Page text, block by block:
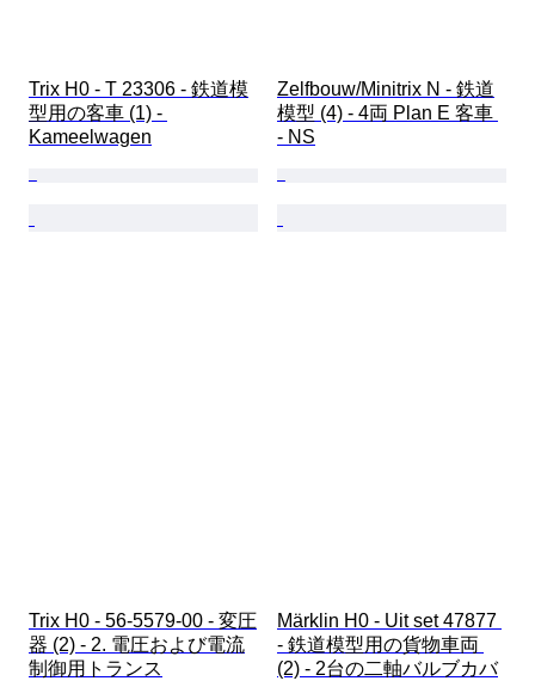
Trix H0 - T 23306 - 鉄道模
型用の客車 (1) -
Kameelwagen
Zelfbouw/Minitrix N - 鉄道
模型 (4) - 4両 Plan E 客車
- NS
Trix H0 - 56-5579-00 - 変圧
器 (2) - 2. 電圧および電流
制御用トランス
Märklin H0 - Uit set 47877
- 鉄道模型用の貨物車両
(2) - 2台の二軸バルブカバ